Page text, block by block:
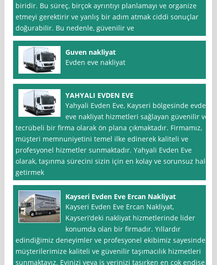
biridir. Bu süreç, birçok ayrıntıyı planlamayı ve organize
etmeyi gerektirir ve yanlış bir adım atmak ciddi sonuçlar
doğurabilir. Bu nedenle, güvenilir ve
Guven nakliyat
Evden eve nakliyat
YAHYALI EVDEN EVE
Yahyali Evden Eve, Kayseri bölgesinde evden
eve nakliyat hizmetleri sağlayan güvenilir ve
tecrübeli bir firma olarak ön plana çıkmaktadır. Firmamız,
müşteri memnuniyetini temel ilke edinerek kaliteli ve
profesyonel hizmetler sunmaktadır. Yahyali Evden Eve
olarak, taşınma sürecini sizin için en kolay ve sorunsuz hale
getirmek
Kayseri Evden Eve Ercan Nakliyat
Kayseri Evden Eve Ercan Nakliyat,
Kayseri’deki nakliyat hizmetlerinde lider
konumda olan bir firmadır. Yıllardır
edindiğimiz deneyimler ve profesyonel ekibimiz sayesinde
müşterilerimize kaliteli ve güvenilir taşımacılık hizmetleri
sunmaktayız. Evinizi veya iş yerinizi taşırken en çok endişe